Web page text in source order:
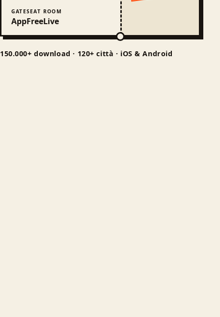
GATE
App
SEAT
Free
ROOM
Live
150.000+ download · 120+ città · iOS & Android